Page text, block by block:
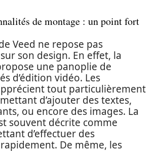
de montage : un point fort
Veed ne repose pas
son design. En effet, la
une panoplie de
d’édition vidéo. Les
tout particulièrement
d’ajouter des textes,
ou encore des images. La
souvent décrite comme
d’effectuer des
De même, les